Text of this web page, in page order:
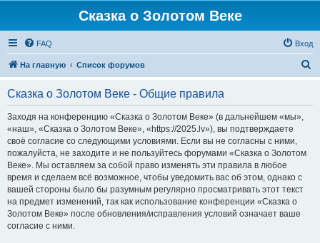
Сказка о Золотом Веке
FAQ Вход
На главную Список форумов
Сказка о Золотом Веке - Общие правила
Заходя на конференцию «Сказка о Золотом Веке» (в дальнейшем «мы»,
«наш», «Сказка о Золотом Веке», «https://2025.lv»), вы подтверждаете
своё согласие со следующими условиями. Если вы не согласны с ними,
пожалуйста, не заходите и не пользуйтесь форумами «Сказка о Золотом
Веке». Мы оставляем за собой право изменять эти правила в любое
время и сделаем всё возможное, чтобы уведомить вас об этом, однако с
вашей стороны было бы разумным регулярно просматривать этот текст
на предмет изменений, так как использование конференции «Сказка о
Золотом Веке» после обновления/исправления условий означает ваше
согласие с ними.